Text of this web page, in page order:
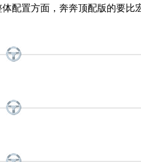
配置方面，奔奔顶配版的要比